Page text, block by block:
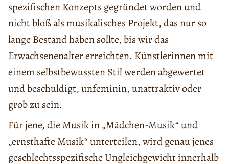
spezifischen Konzepts gegründet worden und
nicht bloß als musikalisches Projekt, das nur so
lange Bestand haben sollte, bis wir das
Erwachsenenalter erreichten. Künstlerinnen mit
einem selbstbewussten Stil werden abgewertet
und beschuldigt, unfeminin, unattraktiv oder
grob zu sein.
Für jene, die Musik in „Mädchen-Musik“ und
„ernsthafte Musik“ unterteilen, wird genau jenes
geschlechtsspezifische Ungleichgewicht innerhalb